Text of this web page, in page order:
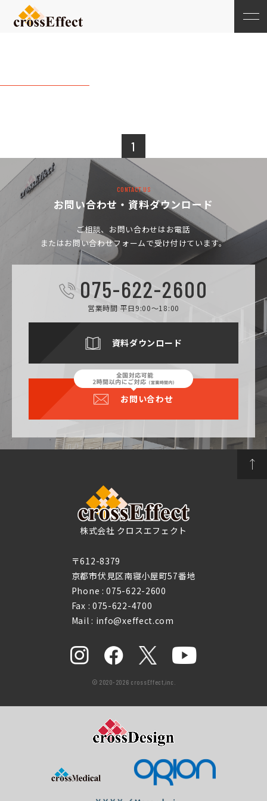
1
CONTACT US
お問い合わせ・資料ダウンロード
ご相談、お問い合わせはお電話
またはお問い合わせフォームで受け付けています。
075-622-2600
営業時間 平日9:00～18:00
資料ダウンロード
お問い合わせ
株式会社 クロスエフェクト
〒612-8379
京都市伏見区南寝小屋町57番地
Phone :075-622-2600
Fax : 075-622-4700
Mail : info@xeffect.com
© 2020-2026 crossEffect,inc.